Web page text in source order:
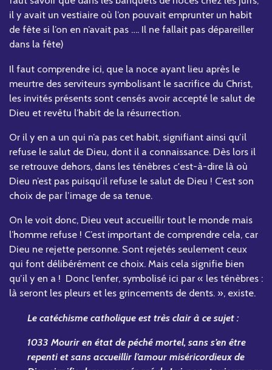
il y avait un vestiaire où l’on pouvait emprunter un habit
de fête si l’on en n’avait pas …. Il ne fallait pas dépareiller
dans la fête)
Il faut comprendre ici, que la noce ayant lieu après le
meurtre des serviteurs symbolisant le sacrifice du Christ,
les invités présents sont censés avoir accepté le salut de
Dieu et revêtu l’habit de la résurrection.
Or il y en a un qui n’a pas cet habit, signifiant ainsi qu’il
refuse le salut de Dieu, dont il a connaissance. Dès lors il
se retrouve dehors, dans les ténèbres c'est-à-dire là où
Dieu n’est pas puisqu’il refuse le salut de Dieu ! C’est son
choix de par l’image de sa tenue.
On le voit donc, Dieu veut accueillir tout le monde mais
l’homme refuse ! C’est important de comprendre cela, car
Dieu ne rejette personne. Sont rejetés seulement ceux
qui font délibérément ce choix. Mais cela signifie bien
qu’il y en a ! Donc l’enfer, symbolisé ici par « les ténèbres :
là seront les pleurs et les grincements de dents. », existe.
Le catéchisme catholique est très clair à ce sujet :
1033 Mourir en état de péché mortel, sans s’en être
repenti et sans accueillir l’amour miséricordieux de